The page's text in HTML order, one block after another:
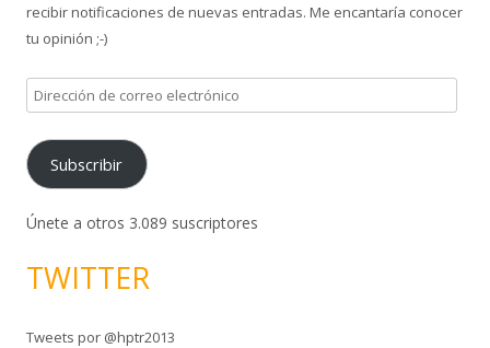
:recibir notificaciones de nuevas entradas. Me encantaría conocer
tu opinión ;-)
i
e
c
ó
Subscribir
Únete a otros 3.089 suscriptores
TWITTER
Tweets por @hptr2013